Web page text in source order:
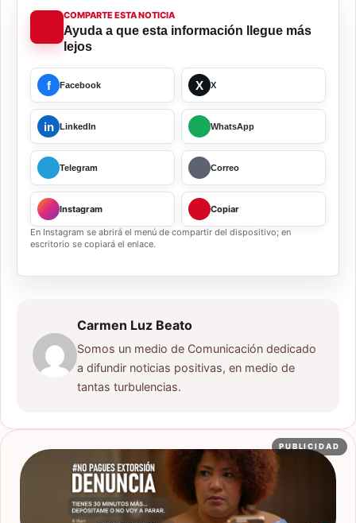
COMPARTE ESTA NOTICIA
Ayuda a que esta información llegue más
lejos
f Facebook X X
in LinkedIn WhatsApp
Telegram Correo
Instagram Copiar
En Instagram se abrirá el menú de compartir del dispositivo; en
escritorio se copiará el enlace.
Carmen Luz Beato
Somos un medio de Comunicación dedicado
a difundir noticias positivas, en medio de
tantas turbulencias.
PUBLICIDAD